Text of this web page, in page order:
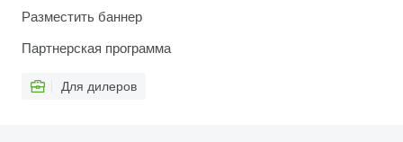
Разместить баннер
Партнерская программа
Для дилеров